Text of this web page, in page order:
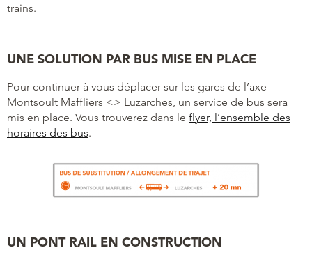
trains.
UNE SOLUTION PAR BUS MISE EN PLACE
Pour continuer à vous déplacer sur les gares de l’axe
Montsoult Maffliers <> Luzarches, un service de bus sera
mis en place. Vous trouverez dans le flyer, l’ensemble des
horaires des bus.
UN PONT RAIL EN CONSTRUCTION